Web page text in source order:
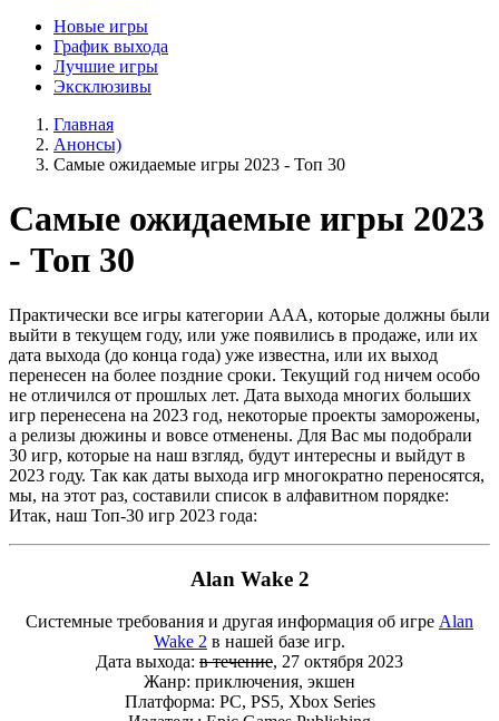
Новые игры
График выхода
Лучшие игры
Эксклюзивы
Главная
Анонсы)
Самые ожидаемые игры 2023 - Топ 30
Самые ожидаемые игры 2023
- Топ 30
Практически все игры категории ААА, которые должны были
выйти в текущем году, или уже появились в продаже, или их
дата выхода (до конца года) уже известна, или их выход
перенесен на более поздние сроки. Текущий год ничем особо
не отличился от прошлых лет. Дата выхода многих больших
игр перенесена на 2023 год, некоторые проекты заморожены,
а релизы дюжины и вовсе отменены. Для Вас мы подобрали
30 игр, которые на наш взгляд, будут интересны и выйдут в
2023 году. Так как даты выхода игр многократно переносятся,
мы, на этот раз, составили список в алфавитном порядке:
Итак, наш Топ-30 игр 2023 года:
Alan Wake 2
Системные требования и другая информация об игре Alan
Wake 2 в нашей базе игр.
Дата выхода: в течение, 27 октября 2023
Жанр: приключения, экшен
Платформа: PC, PS5, Xbox Series